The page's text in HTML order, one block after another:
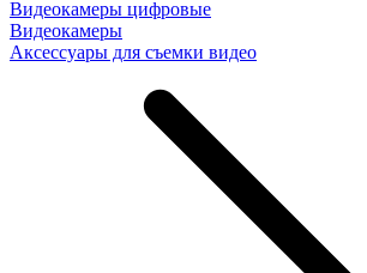
Видеокамеры цифровые
Видеокамеры
Аксессуары для съемки видео